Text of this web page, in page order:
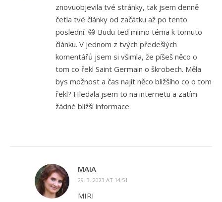
znovuobjevila tvé stránky, tak jsem denně
četla tvé články od začátku až po tento
poslední. 😄 Budu teď mimo téma k tomuto
článku. V jednom z tvých předešlých
komentářů jsem si všimla, že píšeš něco o
tom co řekl Saint Germain o škrobech. Měla
bys možnost a čas najít něco bližšího co o tom
řekl? Hledala jsem to na internetu a zatím
žádné bližší informace.
MAIA
29. 3. 2023 AT 14:51
MIRI